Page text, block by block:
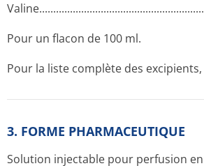
Pour un flacon de 100 ml.
Pour la liste complète des
3. FORME PHARMACEUTIQUE
Solution injectable pour perfusion